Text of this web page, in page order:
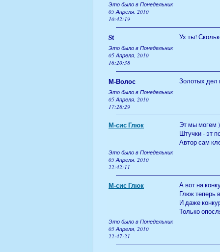
Это было в Понедельник
05 Апреля, 2010
10:42:19
St Ух ты!
Это было в Понедельник
05 Апреля, 2010
16:20:38
М-Волос Золотых дел
Это было в Понедельник
05 Апреля, 2010
17:28:29
М-сис Глюк
Эт мы могем )
Штучки - эт
Автор сам
Это было в Понедельник
05 Апреля, 2010
22:42:11
М-сис Глюк
А вот на
Глюк теперь
И даже
Только
Это было в Понедельник
05 Апреля, 2010
22:47:21